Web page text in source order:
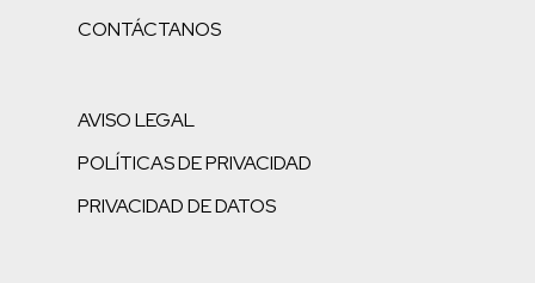
CONTÁCTANOS
AVISO LEGAL
POLÍTICAS DE PRIVACIDAD
PRIVACIDAD DE DATOS